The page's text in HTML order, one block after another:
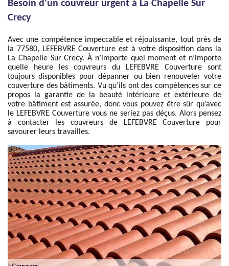
Besoin d'un couvreur urgent à La Chapelle Sur
Crecy
Avec une compétence impeccable et réjouissante, tout près de
la 77580, LEFEBVRE Couverture est à votre disposition dans la
La Chapelle Sur Crecy. À n’importe quel moment et n’importe
quelle heure les couvreurs du LEFEBVRE Couverture sont
toujours disponibles pour dépanner ou bien renouveler votre
couverture des bâtiments. Vu qu’ils ont des compétences sur ce
propos la garantie de la beauté intérieure et extérieure de
votre bâtiment est assurée, donc vous pouvez être sûr qu’avec
le LEFEBVRE Couverture vous ne seriez pas déçus. Alors pensez
à contacter les couvreurs de LEFEBVRE Couverture pour
savourer leurs travailles.